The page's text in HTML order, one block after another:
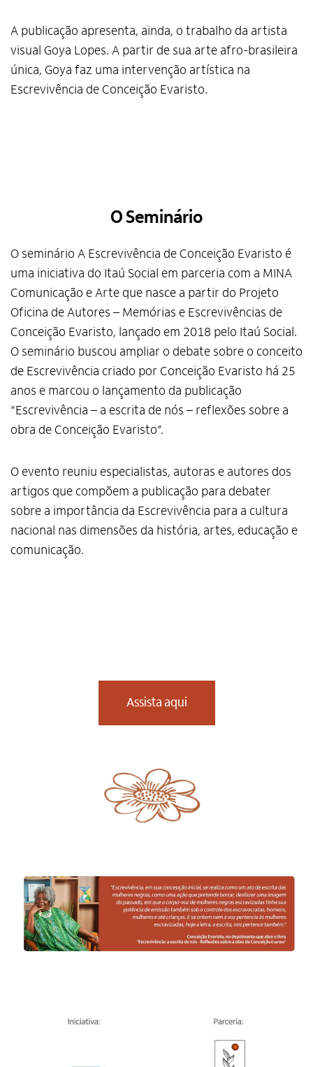
Alto Contraste
Termos de Uso e Política de
A publicação apresenta, ainda, o trabalho da artista
visual Goya Lopes. A partir de sua arte afro-brasileira
única, Goya faz uma intervenção artística na
Escrevivência de Conceição Evaristo.
O Seminário
O seminário A Escrevivência de Conceição Evaristo é
uma iniciativa do Itaú Social em parceria com a MINA
Comunicação e Arte que nasce a partir do Projeto
Oficina de Autores – Memórias e Escrevivências de
Conceição Evaristo, lançado em 2018 pelo Itaú Social.
O seminário buscou ampliar o debate sobre o conceito
de Escrevivência criado por Conceição Evaristo há 25
anos e marcou o lançamento da publicação
“Escrevivência – a escrita de nós – reflexões sobre a
obra de Conceição Evaristo”.
O evento reuniu especialistas, autoras e autores dos
artigos que compõem a publicação para debater
sobre a importância da Escrevivência para a cultura
nacional nas dimensões da história, artes, educação e
comunicação.
Assista aqui